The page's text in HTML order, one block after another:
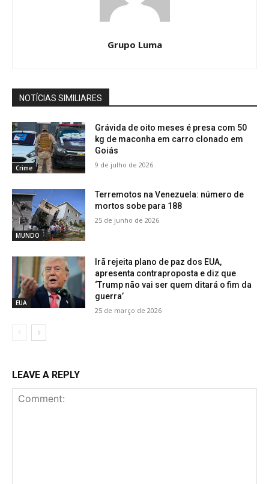
Grupo Luma
NOTÍCIAS SIMILIARES
Crime
Grávida de oito meses é presa com 50
kg de maconha em carro clonado em
Goiás
9 de julho de 2026
MUNDO
Terremotos na Venezuela: número de
mortos sobe para 188
25 de junho de 2026
EUA
Irã rejeita plano de paz dos EUA,
apresenta contraproposta e diz que
‘Trump não vai ser quem ditará o fim da
guerra’
25 de março de 2026
LEAVE A REPLY